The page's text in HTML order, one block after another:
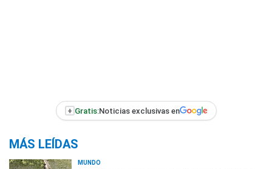
+ Gratis:Noticias exclusivas en
MÁS LEÍDAS
MUNDO